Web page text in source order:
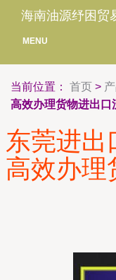
海南油源纾困贸
MENU
当前位置： 首页 >
高效办理货物进出口
东莞进出
高效办理